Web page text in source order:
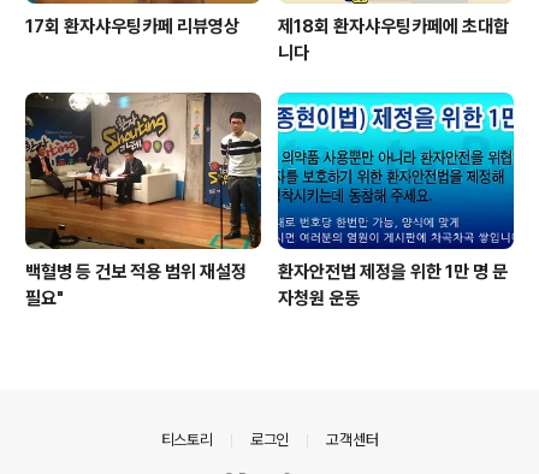
17회 환자샤우팅카페 리뷰영상
제18회 환자샤우팅카페에 초대합
니다
백혈병 등 건보 적용 범위 재설정
필요"
환자안전법 제정을 위한 1만 명 문
자청원 운동
티스토리 로그인 고객센터